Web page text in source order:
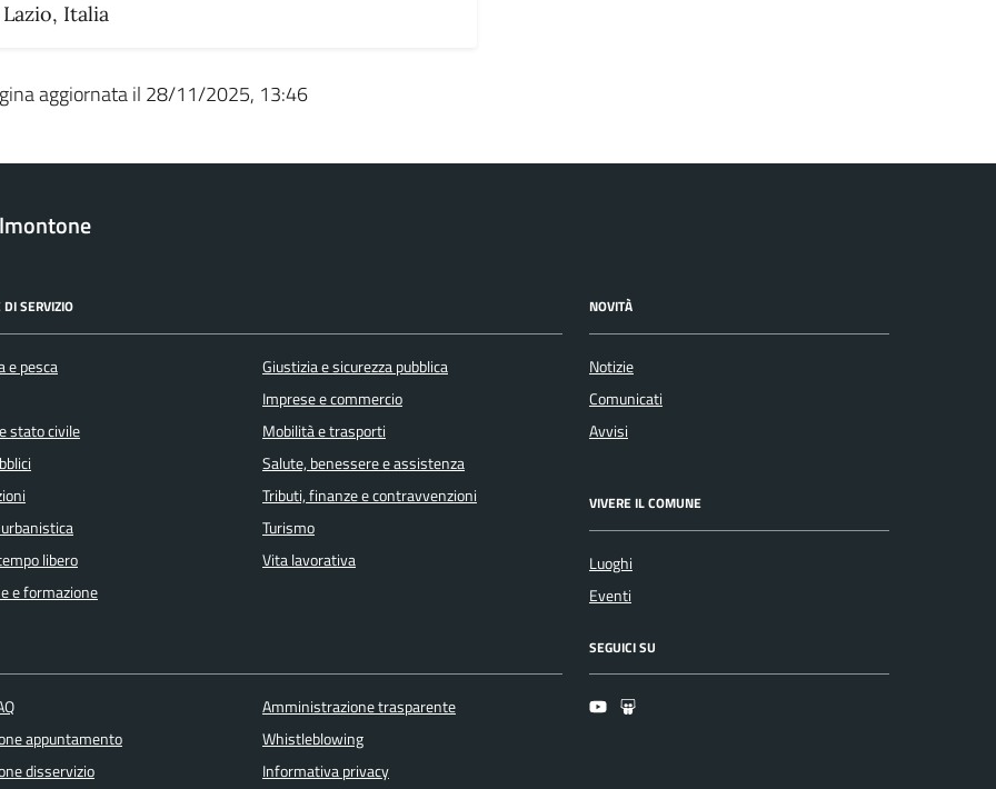
Lazio, Italia
aggiornata il 28/11/2025, 13:46
DI SERVIZIO
e pesca
stato civile
libero
e formazione
Giustizia e sicurezza pubblica
Imprese e commercio
Mobilità e trasporti
Salute, benessere e assistenza
Tributi, finanze e contravvenzioni
Turismo
Vita lavorativa
NOVITÀ
Notizie
Comunicati
Avvisi
VIVERE IL COMUNE
Luoghi
Eventi
appuntamento
disservizio
Amministrazione trasparente
Whistleblowing
Informativa privacy
SEGUICI SU
YoutubeSlideshare